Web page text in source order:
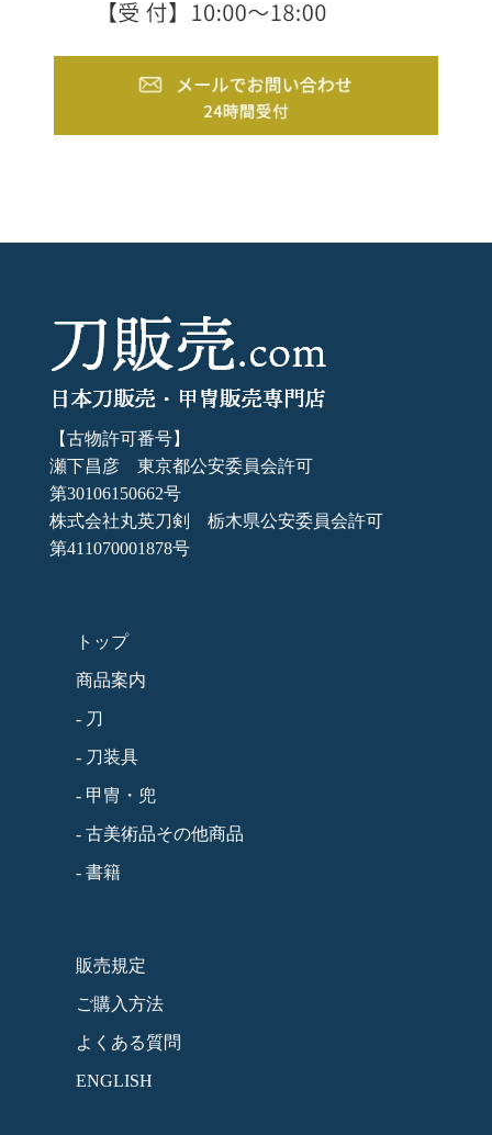
【古物許可番号】
瀬下昌彦 東京都公安委員会許可
第30106150662号
株式会社丸英刀剣 栃木県公安委員会許可
第411070001878号
トップ
商品案内
- 刀
- 刀装具
- 甲冑・兜
- 古美術品その他商品
- 書籍
販売規定
ご購入方法
よくある質問
ENGLISH